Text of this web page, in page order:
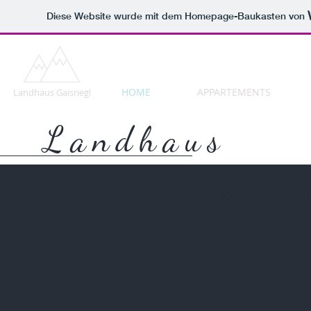
Diese Website wurde mit dem Homepage-Baukasten von
HOME APPARTEMENTS
Landhaus Gaisriegl